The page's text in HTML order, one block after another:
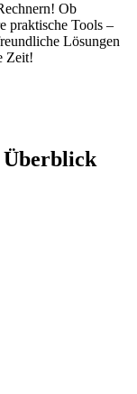
Ob
praktische Tools –
Lösungen
Zeit!
Überblick